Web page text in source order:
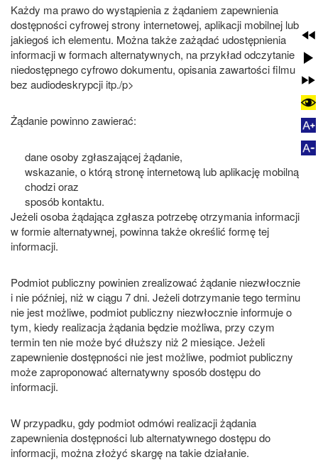
Każdy ma prawo do wystąpienia z żądaniem zapewnienia
dostępności cyfrowej strony internetowej, aplikacji mobilnej lub
jakiegoś ich elementu. Można także zażądać udostępnienia
informacji w formach alternatywnych, na przykład odczytanie
niedostępnego cyfrowo dokumentu, opisania zawartości filmu
bez audiodeskrypcji itp./p>
Żądanie powinno zawierać:
dane osoby zgłaszającej żądanie,
wskazanie, o którą stronę internetową lub aplikację mobilną
chodzi oraz
sposób kontaktu.
Jeżeli osoba żądająca zgłasza potrzebę otrzymania informacji
w formie alternatywnej, powinna także określić formę tej
informacji.
Podmiot publiczny powinien zrealizować żądanie niezwłocznie
i nie później, niż w ciągu 7 dni. Jeżeli dotrzymanie tego terminu
nie jest możliwe, podmiot publiczny niezwłocznie informuje o
tym, kiedy realizacja żądania będzie możliwa, przy czym
termin ten nie może być dłuższy niż 2 miesiące. Jeżeli
zapewnienie dostępności nie jest możliwe, podmiot publiczny
może zaproponować alternatywny sposób dostępu do
informacji.
W przypadku, gdy podmiot odmówi realizacji żądania
zapewnienia dostępności lub alternatywnego dostępu do
informacji, można złożyć skargę na takie działanie.